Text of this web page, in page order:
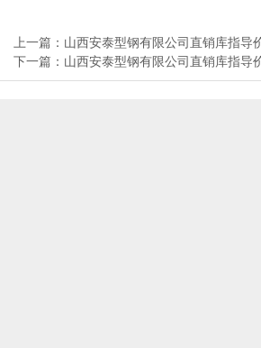
上一篇：山西安泰型钢有限公司直销库指导
下一篇：山西安泰型钢有限公司直销库指导